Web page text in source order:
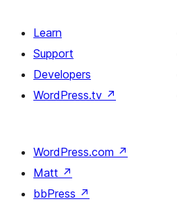
Learn
Support
Developers
WordPress.tv ↗
WordPress.com ↗
Matt ↗
bbPress ↗